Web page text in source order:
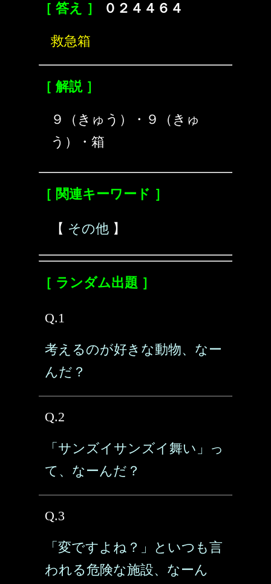
［ 答え ］ ０２４４６４
救急箱
［ 解説 ］
９（きゅう）・９（きゅ
う）・箱
［ 関連キーワード ］
【 その他 】
［ ランダム出題 ］
Q.1
考えるのが好きな動物、なー
んだ？
Q.2
「サンズイサンズイ舞い」っ
て、なーんだ？
Q.3
「変ですよね？」といつも言
われる危険な施設、なーん